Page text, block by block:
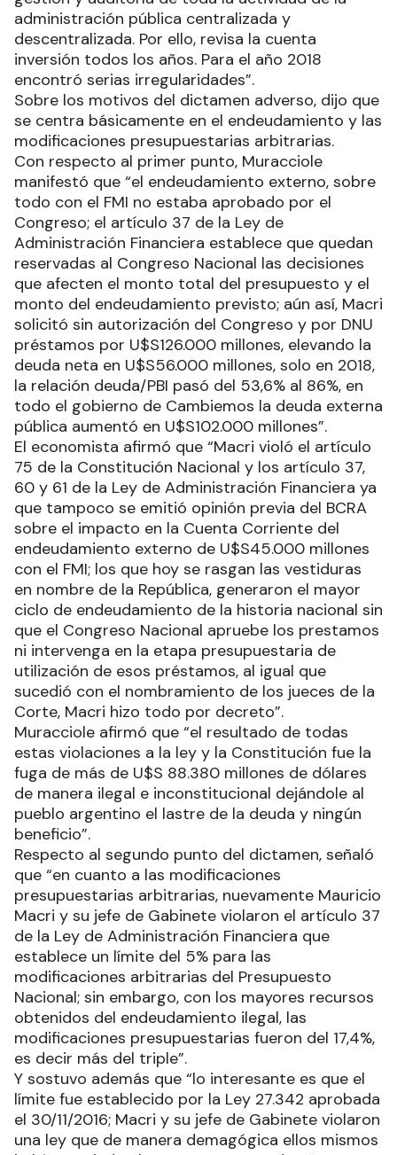
administración pública centralizada y
descentralizada. Por ello, revisa la cuenta
inversión todos los años. Para el año 2018
encontró serias irregularidades”.
Sobre los motivos del dictamen adverso, dijo que
se centra básicamente en el endeudamiento y las
modificaciones presupuestarias arbitrarias.
Con respecto al primer punto, Muracciole
manifestó que “el endeudamiento externo, sobre
todo con el FMI no estaba aprobado por el
Congreso; el artículo 37 de la Ley de
Administración Financiera establece que quedan
reservadas al Congreso Nacional las decisiones
que afecten el monto total del presupuesto y el
monto del endeudamiento previsto; aún así, Macri
solicitó sin autorización del Congreso y por DNU
préstamos por U$S126.000 millones, elevando la
deuda neta en U$S56.000 millones, solo en 2018,
la relación deuda/PBI pasó del 53,6% al 86%, en
todo el gobierno de Cambiemos la deuda externa
pública aumentó en U$S102.000 millones”.
El economista afirmó que “Macri violó el artículo
75 de la Constitución Nacional y los artículo 37,
60 y 61 de la Ley de Administración Financiera ya
que tampoco se emitió opinión previa del BCRA
sobre el impacto en la Cuenta Corriente del
endeudamiento externo de U$S45.000 millones
con el FMI; los que hoy se rasgan las vestiduras
en nombre de la República, generaron el mayor
ciclo de endeudamiento de la historia nacional sin
que el Congreso Nacional apruebe los prestamos
ni intervenga en la etapa presupuestaria de
utilización de esos préstamos, al igual que
sucedió con el nombramiento de los jueces de la
Corte, Macri hizo todo por decreto”.
Muracciole afirmó que “el resultado de todas
estas violaciones a la ley y la Constitución fue la
fuga de más de U$S 88.380 millones de dólares
de manera ilegal e inconstitucional dejándole al
pueblo argentino el lastre de la deuda y ningún
beneficio”.
Respecto al segundo punto del dictamen, señaló
que “en cuanto a las modificaciones
presupuestarias arbitrarias, nuevamente Mauricio
Macri y su jefe de Gabinete violaron el artículo 37
de la Ley de Administración Financiera que
establece un límite del 5% para las
modificaciones arbitrarias del Presupuesto
Nacional; sin embargo, con los mayores recursos
obtenidos del endeudamiento ilegal, las
modificaciones presupuestarias fueron del 17,4%,
es decir más del triple”.
Y sostuvo además que “lo interesante es que el
límite fue establecido por la Ley 27.342 aprobada
el 30/11/2016; Macri y su jefe de Gabinete violaron
una ley que de manera demagógica ellos mismos